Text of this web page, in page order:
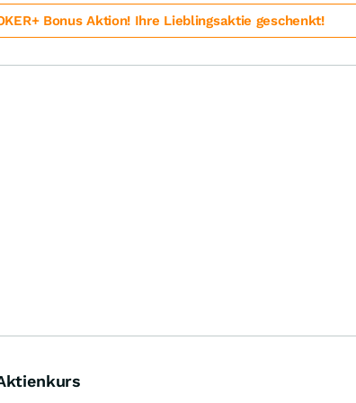
Bonus Aktion! Ihre Lieblingsaktie geschenkt!